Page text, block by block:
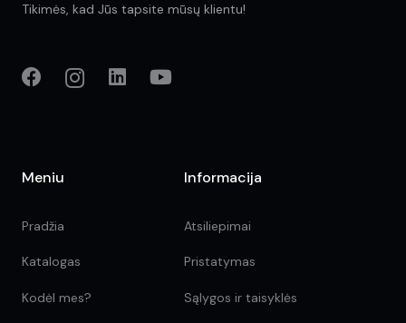
Tikimės, kad Jūs tapsite mūsų klientu!
Meniu
Pradžia
Katalogas
Kodėl mes?
Informacija
Atsiliepimai
Pristatymas
Sąlygos ir taisyklės